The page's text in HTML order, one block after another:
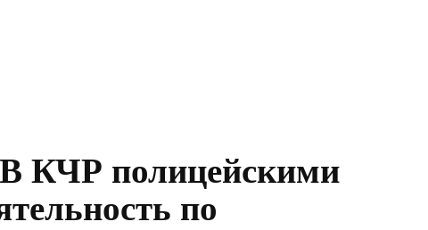
КЧР полицейскими
по